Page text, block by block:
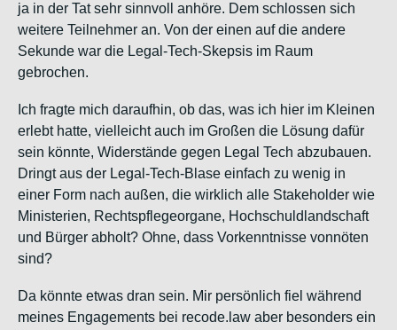
ja in der Tat sehr sinnvoll anhöre. Dem schlossen sich
weitere Teilnehmer an. Von der einen auf die andere
Sekunde war die Legal-Tech-Skepsis im Raum
gebrochen.
Ich fragte mich daraufhin, ob das, was ich hier im Kleinen
erlebt hatte, vielleicht auch im Großen die Lösung dafür
sein könnte, Widerstände gegen Legal Tech abzubauen.
Dringt aus der Legal-Tech-Blase einfach zu wenig in
einer Form nach außen, die wirklich alle Stakeholder wie
Ministerien, Rechtspflegeorgane, Hochschuldlandschaft
und Bürger abholt? Ohne, dass Vorkenntnisse vonnöten
sind?
Da könnte etwas dran sein. Mir persönlich fiel während
meines Engagements bei recode.law aber besonders ein